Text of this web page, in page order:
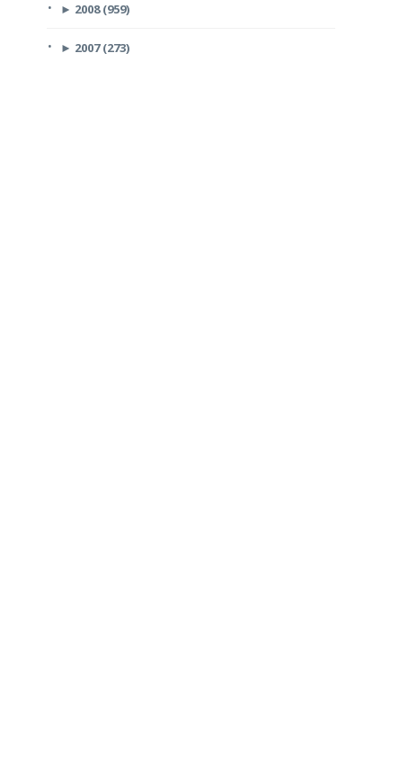
► 2008 (959)
► 2007 (273)